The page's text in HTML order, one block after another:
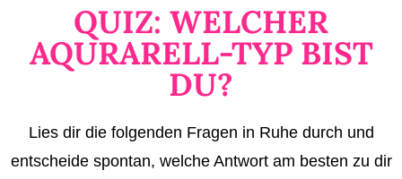
QUIZ: WELCHER
AQURARELL-TYP BIST
DU?
Lies dir die folgenden Fragen in Ruhe durch und
entscheide spontan, welche Antwort am besten zu dir